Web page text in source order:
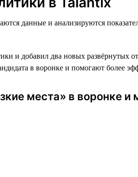
данные и анализируются
и добавил два новых развёрнутых
в воронке и помогают более
места» в воронке